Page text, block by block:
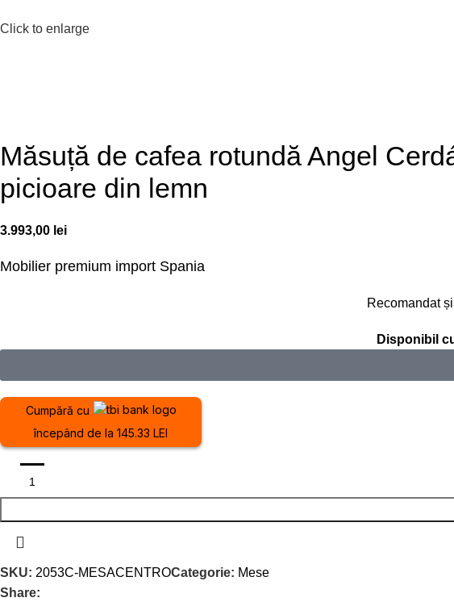
Click to enlarge
Măsuță de cafea rotundă Angel
picioare din lemn
3.993,00 lei
Mobilier premium import Spania
Recomandat
Disponibil
Cumpără cu
începând de la 145.33 LEI
SKU: 2053C-MESACENTROCategorie: Mese
Share: